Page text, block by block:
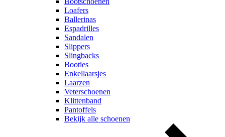
Loafers
Ballerinas
Espadrilles
Sandalen
Slippers
Slingbacks
Booties
Enkellaarsjes
Laarzen
Veterschoenen
Klittenband
Pantoffels
Bekijk alle schoenen